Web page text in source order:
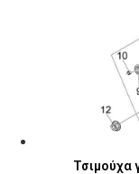
Τσιμούχα